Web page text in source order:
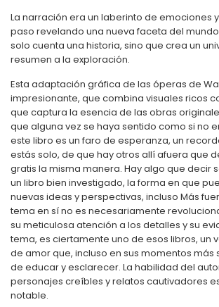
La narración era un laberinto de emociones
paso revelando una nueva faceta del
solo cuenta una historia, sino que crea un
resumen a la exploración.
Esta adaptación gráfica de las óperas de
impresionante, que combina visuales ricos
que captura la esencia de las obras
que alguna vez se haya sentido como si no
este libro es un faro de esperanza, un
estás solo, de que hay otros allí afuera que
gratis la misma manera. Hay algo que decir
un libro bien investigado, la forma en que
nuevas ideas y perspectivas, incluso Más
tema en sí no es necesariamente
su meticulosa atención a los detalles y su
tema, es ciertamente uno de esos libros, un
de amor que, incluso en sus momentos más
de educar y esclarecer. La habilidad del
personajes creíbles y relatos cautivadores
notable.